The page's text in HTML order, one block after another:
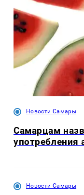
Новости Самары
Самарцам
употребления
Новости Самары